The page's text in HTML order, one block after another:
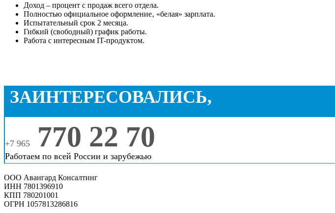
Доход – процент с продаж всего отдела.
Полностью официальное оформление‚ «белая» зарплата.
Испытательный срок 2 месяца.
Гибкий (свободный) график работы.
Работа с интересным IT-продуктом.
ЗАИНТЕРЕСОВАЛИСЬ,
+7 965 770 22 70
Работаем по всей России и зарубежью
ООО Авангард Консалтинг
ИНН 7801396910
КПП 780201001
ОГРН 1057813286816